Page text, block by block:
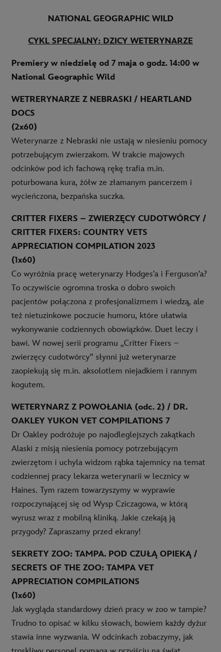
NATIONAL GEOGRAPHIC WILD
CYKL SPECJALNY: DZICY WETERYNARZE
Premiery w niedzielę od 7 maja o godz. 14:00 w
National Geographic Wild
WETRERYNARZE Z NEBRASKI / HEARTLAND
DOCS
(2x60)
Weterynarze z Nebraski nie ustają w niesieniu pomocy
potrzebującym zwierzakom. W trakcie majowych
odcinków pod ich fachową rękę trafia m.in.
poturbowana kura, żółw ze złamanym pancerzem i
wycieńczona, bezpańska suczka.
CRITTER FIXERS – ZWIERZĘCY CUDOTWÓRCY /
CRITTER FIXERS: COUNTRY VETS
APPRECIATION COMPILATION 2023
(1x60)
Co wyróżnia pracę weterynarzy Hodges’a i Ferguson’a?
To oczywiście ogromna troska o dobro swoich
pacjentów połączona z profesjonalizmem i wiedzą, ale
też nietuzinkowe poczucie humoru, które ułatwia
wykonywanie codziennych obowiązków. Duet leczy i
bawi. W nowej serii programu „Critter Fixers –
zwierzęcy cudotwórcy” słynni już weterynarze
zaopiekują się m.in. aksolotlem niejadkiem i rannym
kogutem.
WETERYNARZ Z POWOŁANIA (odc. 2) / DR.
OAKLEY YUKON VET COMPILATIONS 7
Dr Oakley podróżuje po najodleglejszych zakątkach
Alaski z misją niesienia pomocy potrzebującym
zwierzętom i uchyla widzom rąbka tajemnicy na temat
codziennej pracy lekarza weterynarii w lecznicy w
Haines. Tym razem towarzyszymy w wyprawie
rozpoczynającej się od Wysp Cziczagowa, w którą
wyrusz wraz z mobilną kliniką. Jakie czekają ją
przygody? Zapraszamy przed ekrany!
SEKRETY ZOO: TAMPA. POD CZUŁĄ OPIEKĄ /
SECRETS OF THE ZOO: TAMPA VET
APPRECIATION COMPILATIONS
(1x60)
Jak wygląda standardowy dzień pracy w zoo w tampie?
Trudno to opisać w kilku słowach, bowiem każdy dyżur
stawia inne wyzwania. W odcinkach zobaczymy, jak